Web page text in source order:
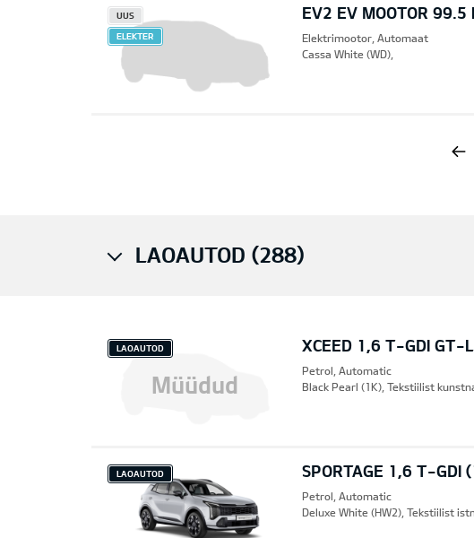
EV2 EV MOOTOR
UUS
ELEKTER
Elektrimootor, Automaat
Cassa White (WD),
LAOAUTOD (288)
XCEED 1,6 T-GDI GT-
Müüdud
LAOAUTOD
Petrol, Automatic
Black Pearl (1K), Tekstiilist
SPORTAGE 1,6 T-GDI
LAOAUTOD
Petrol, Automatic
Deluxe White (HW2), Tekstiilist